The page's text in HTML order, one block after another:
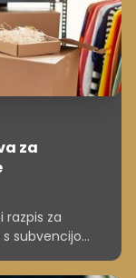
za
razpis za
subvencijo
za 49,5